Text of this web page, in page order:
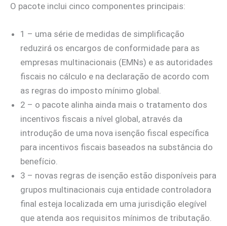
O pacote inclui cinco componentes principais:
1 – uma série de medidas de simplificação
reduzirá os encargos de conformidade para as
empresas multinacionais (EMNs) e as autoridades
fiscais no cálculo e na declaração de acordo com
as regras do imposto mínimo global.
2 – o pacote alinha ainda mais o tratamento dos
incentivos fiscais a nível global, através da
introdução de uma nova isenção fiscal específica
para incentivos fiscais baseados na substância do
benefício.
3 – novas regras de isenção estão disponíveis para
grupos multinacionais cuja entidade controladora
final esteja localizada em uma jurisdição elegível
que atenda aos requisitos mínimos de tributação.